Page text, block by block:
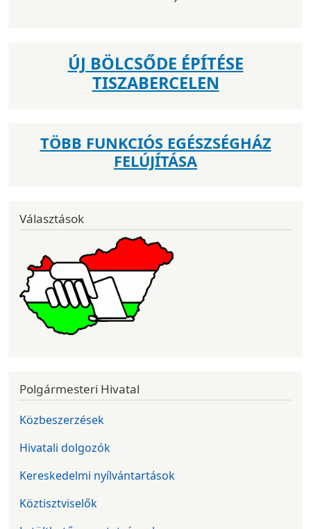
ÚJ BÖLCSŐDE ÉPÍTÉSE
TISZABERCELEN
TÖBB FUNKCIÓS EGÉSZSÉGHÁZ
FELÚJÍTÁSA
Választások
Polgármesteri Hivatal
Közbeszerzések
Hivatali dolgozók
Kereskedelmi nyílvántartások
Köztisztviselők